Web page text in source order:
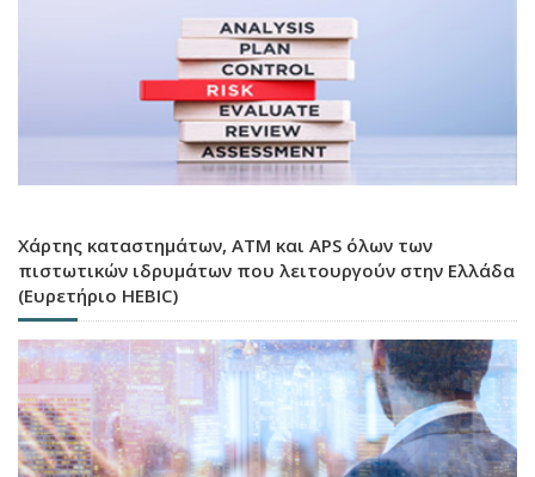
Χάρτης καταστημάτων, ATM και APS όλων των
πιστωτικών ιδρυμάτων που λειτουργούν στην Ελλάδα
(Ευρετήριο HEBIC)